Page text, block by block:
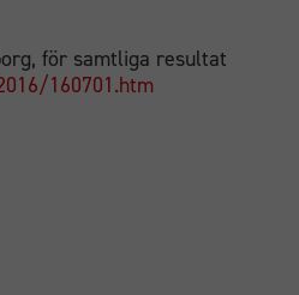
för samtliga resultat
160701.htm